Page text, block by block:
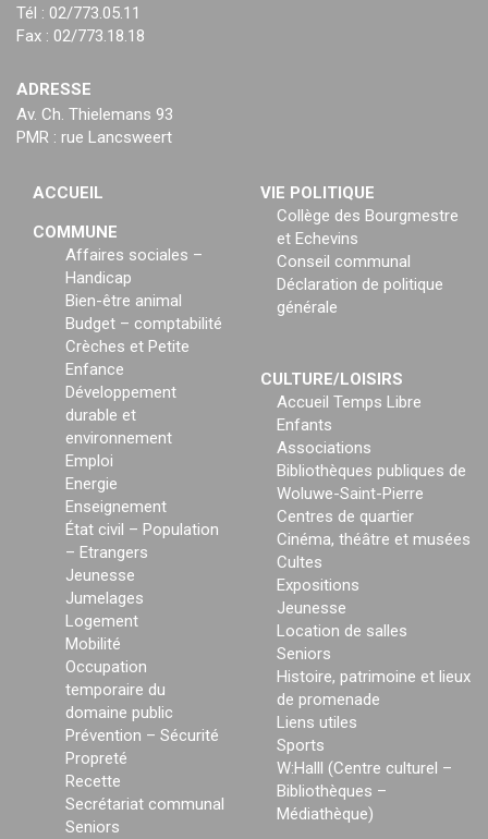
Tél : 02/773.05.11
Fax : 02/773.18.18
ADRESSE
Av. Ch. Thielemans 93
PMR : rue Lancsweert
ACCUEIL
COMMUNE
Affaires sociales –
Handicap
Bien-être animal
Budget – comptabilité
Crèches et Petite
Enfance
Développement
durable et
environnement
Emploi
Energie
Enseignement
État civil – Population
– Etrangers
Jeunesse
Jumelages
Logement
Mobilité
Occupation
temporaire du
domaine public
Prévention – Sécurité
Propreté
Recette
Secrétariat communal
Seniors
VIE POLITIQUE
Collège des Bourgmestre
et Echevins
Conseil communal
Déclaration de politique
générale
CULTURE/LOISIRS
Accueil Temps Libre
Enfants
Associations
Bibliothèques publiques de
Woluwe-Saint-Pierre
Centres de quartier
Cinéma, théâtre et musées
Cultes
Expositions
Jeunesse
Location de salles
Seniors
Histoire, patrimoine et lieux
de promenade
Liens utiles
Sports
W:Halll (Centre culturel –
Bibliothèques –
Médiathèque)